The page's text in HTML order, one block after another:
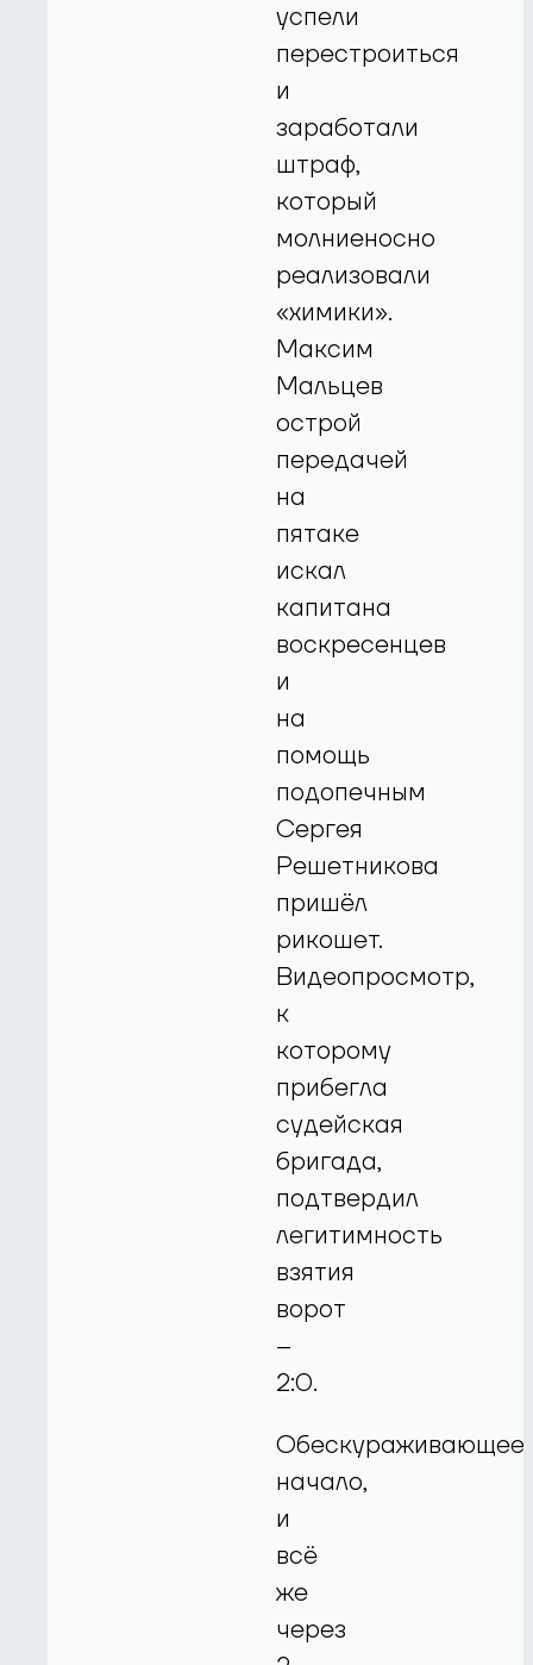
успели
перестроиться
и
заработали
штраф,
который
молниеносно
реализовали
«химики».
Максим
Мальцев
острой
передачей
на
пятаке
искал
капитана
воскресенцев
и
на
помощь
подопечным
Сергея
Решетникова
пришёл
рикошет.
Видеопросмотр,
к
которому
прибегла
судейская
бригада,
подтвердил
легитимность
взятия
ворот
–
2:0.
Обескураживающее
начало,
и
всё
же
через